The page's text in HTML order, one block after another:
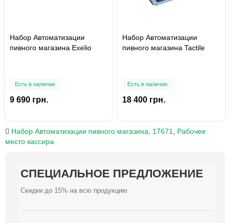
Набор Автоматизации
пивного магазина Exelio
Есть в наличии
9 690 грн.
Набор Автоматизации
пивного магазина Tactile
Есть в наличии
18 400 грн.
Набор Автоматизации пивного магазина, 17671, Рабочее
место кассира
СПЕЦИАЛЬНОЕ ПРЕДЛОЖЕНИЕ
Скидки до 15% на всю продукцию
СПЕЦИАЛЬНОЕ ПРЕДЛОЖЕНИЕ
Скидки до 15% на всю продукцию
СПЕЦИАЛЬНОЕ ПРЕДЛОЖЕНИЕ
Скидки до 15% на всю продукцию
СПЕЦИАЛЬНОЕ ПРЕДЛОЖЕНИЕ
Скидки до 15% на всю продукцию
СПЕЦИАЛЬНОЕ ПРЕДЛОЖЕНИЕ
Скидки до 15% на всю продукцию
СПЕЦИАЛЬНОЕ ПРЕДЛОЖЕНИЕ
Скидки до 15% на всю продукцию
СПЕЦИАЛЬНОЕ ПРЕДЛОЖЕНИЕ
Скидки до 15% на всю продукцию
СПЕЦИАЛЬНОЕ ПРЕДЛОЖЕНИЕ
Скидки до 15% на всю продукцию
СПЕЦИАЛЬНОЕ ПРЕДЛОЖЕНИЕ
Скидки до 15% на всю продукцию
СПЕЦИАЛЬНОЕ ПРЕДЛОЖЕНИЕ
Скидки до 15% на всю продукцию